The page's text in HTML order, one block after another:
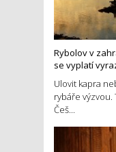
Rybolov v
se vyplatí
Ulovit kapra
rybáře výzvou.
Češ...